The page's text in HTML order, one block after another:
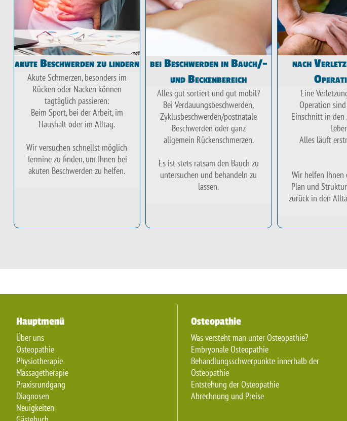
akute Beschwerden zu lindern
Akute Schmerzen, besonders im
Rücken oder Nacken können
tagtäglich passieren:
Beim Sport, bei der Arbeit, im
Haushalt oder im Alltag.
Wir versuchen schnellst möglich
Termine zu finden, um Ihnen bei
akuten Beschwerden zu helfen.
bei Beschwerden in Bauch/-
und Beckenbereich
Alles gut sortiert und gut mobil?
Bei Verdauungsbeschwerden,
Zyklusbeschwerden/postnatale
Beschwerden oder ganz
allgemein Rückenschmerzen.
Es ist stets ratsam den Bauch zu
untersuchen und behandeln zu
lassen.
nach
Eine
Operation
Einschnitt in
Alles läuft
Wir helfen
Plan und
zurück in den
Hauptmenü
Über uns
Osteopathie
Physiotherapie
Massagetherapie
Praxisrundgang
Diagnosen
Neuigkeiten
Osteopathie
Was versteht man unter Osteopathie?
Embryonale Osteopathie
Behandlungsschwerpunkte innerhalb der
Osteopathie
Entstehung der Osteopathie
Abrechnung und Preise